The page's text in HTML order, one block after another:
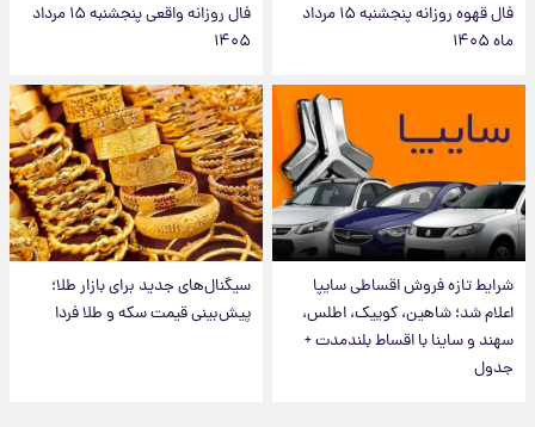
فال قهوه روزانه پنجشنبه ۱۵ مرداد
ماه ۱۴۰۵
فال روزانه واقعی پنجشنبه ۱۵ مرداد
۱۴۰۵
شرایط تازه فروش اقساطی سایپا
اعلام شد؛ شاهین، کوییک، اطلس،
سهند و ساینا با اقساط بلندمدت +
جدول
سیگنال‌های جدید برای بازار طلا؛
پیش‌بینی قیمت سکه و طلا فردا